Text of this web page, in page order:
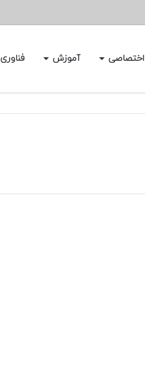
اختصاصی آموزش فناوری